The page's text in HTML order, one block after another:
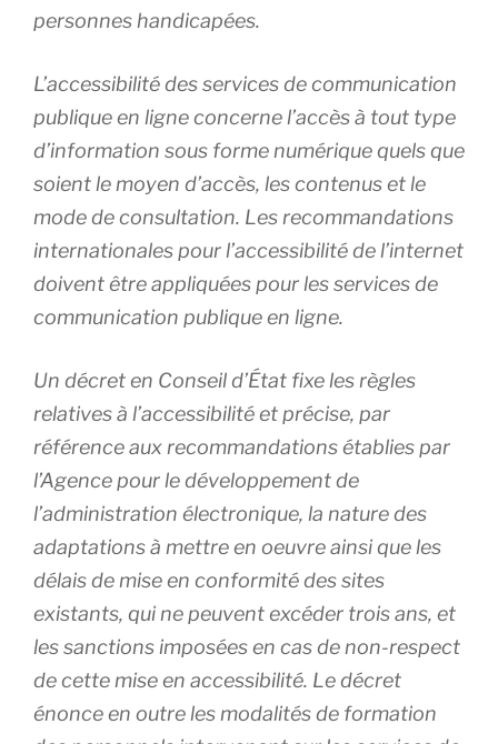
personnes handicapées.
L’accessibilité des services de communication
publique en ligne concerne l’accès à tout type
d’information sous forme numérique quels que
soient le moyen d’accès, les contenus et le
mode de consultation. Les recommandations
internationales pour l’accessibilité de l’internet
doivent être appliquées pour les services de
communication publique en ligne.
Un décret en Conseil d’État fixe les règles
relatives à l’accessibilité et précise, par
référence aux recommandations établies par
l’Agence pour le développement de
l’administration électronique, la nature des
adaptations à mettre en oeuvre ainsi que les
délais de mise en conformité des sites
existants, qui ne peuvent excéder trois ans, et
les sanctions imposées en cas de non-respect
de cette mise en accessibilité. Le décret
énonce en outre les modalités de formation